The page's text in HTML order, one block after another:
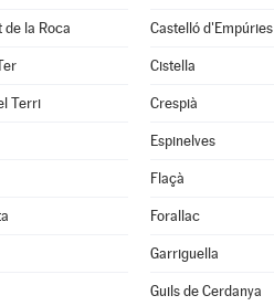
de la Roca Castelló d'Empúries
Cistella
Terri Crespià
Espinelves
Flaçà
Forallac
Garriguella
Guils de Cerdanya